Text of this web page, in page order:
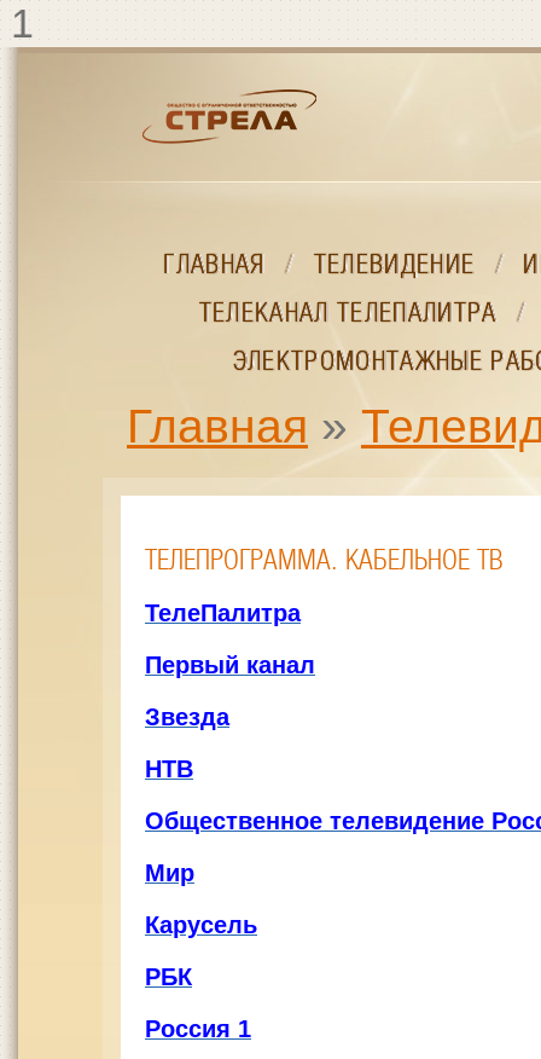
Перейти к основному содержанию
1
ГЛАВНАЯ / ТЕЛЕВИДЕНИЕ /
ТЕЛЕКАНАЛ ТЕЛЕПАЛИТРА
/
ЭЛЕКТРОМОНТАЖНЫЕ
ГЛАВНАЯ / ТЕЛЕВИДЕНИЕ /
ТЕЛЕКАНАЛ ТЕЛЕПАЛИТРА
/
ЭЛЕКТРОМОНТАЖНЫЕ
Главная »
ТЕЛЕПРОГРАММА. КАБЕЛЬНОЕ ТВ
ТелеПалитра
Первый канал
Звезда
НТВ
Общественное телевидение
Мир
Карусель
РБК
Россия 1